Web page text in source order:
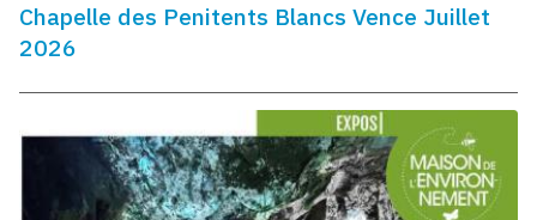
Chapelle des Penitents Blancs Vence Juillet
2026